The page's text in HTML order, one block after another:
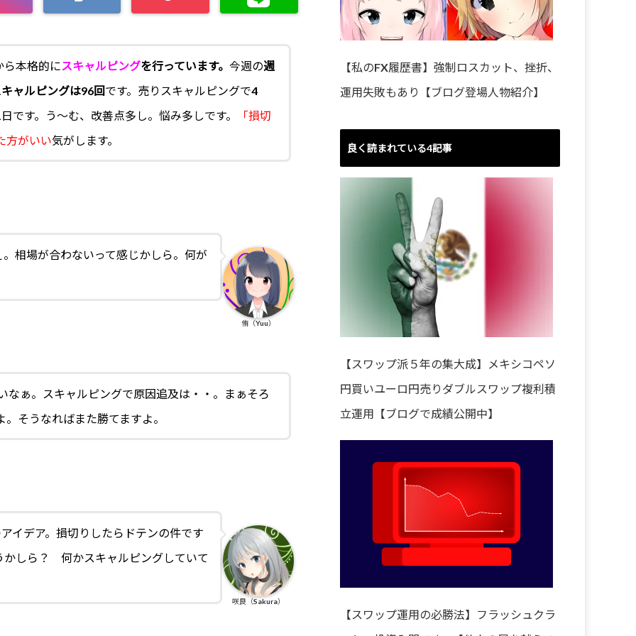
ら本格的にスキャルピングを行っています。 今週の週
ャルピングは96回です。売りスキャルピングで4
です。う～む、改善点多し。悩み多しです。
「損切
方がいい気がします。
相場が合わないって感じかしら。何が
侑（Yuu）
なぁ。スキャルピングで原因追及は・・。まぁそろ
そうなればまた勝てますよ。
イデア。損切りしたらドテンの件です
かしら？ 何かスキャルピングしていて
咲良（Sakura）
【私のFX履歴書】強制ロスカット、挫折、
運用失敗もあり【ブログ登場人物紹介】
良く読まれている4記事
【スワップ派５年の集大成】メキシコペソ
円買いユーロ円売りダブルスワップ複利積
立運用【ブログで成績公開中】
【スワップ運用の必勝法】フラッシュクラ